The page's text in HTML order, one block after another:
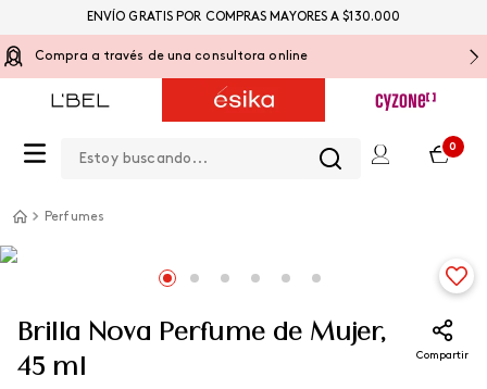
Compra a través de una consultora online
0
ENVÍO GRATIS POR COMPRAS MAYORES A $130.000
Perfumes
Brilla Nova Perfume de Mujer,
45 ml
Compartir